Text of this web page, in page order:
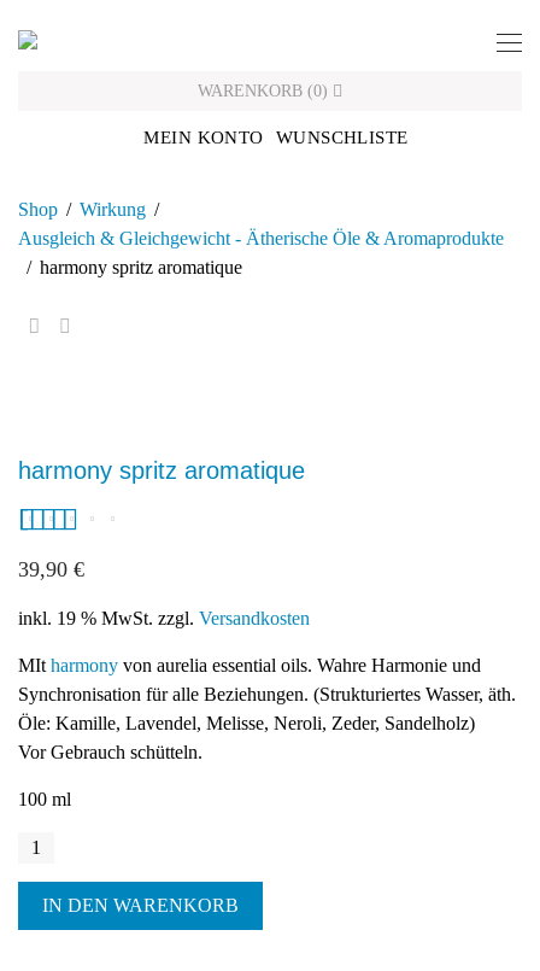
WARENKORB (0)
MEIN KONTO WUNSCHLISTE
Shop / Wirkung /
Ausgleich & Gleichgewicht - Ätherische Öle & Aromaprodukte
/ harmony spritz aromatique
harmony spritz aromatique
based on
customer
39,90 €
inkl. 19 % MwSt. zzgl. Versandkosten
MIt harmony von aurelia essential oils. Wahre Harmonie und
Synchronisation für alle Beziehungen. (Strukturiertes Wasser, äth.
Öle: Kamille, Lavendel, Melisse, Neroli, Zeder, Sandelholz)
Vor Gebrauch schütteln.
100 ml
harmony
aromatique
Menge
IN DEN WARENKORB